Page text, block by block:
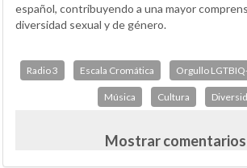
español, contribuyendo a una mayor
diversidad sexual y de género.
Radio 3 Escala Cromática Orgullo
Música Cultura
Mostrar comentarios